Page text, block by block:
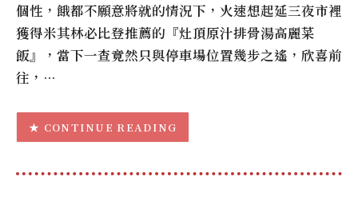
個性，餓都不願意將就的情況下，火速想起延三夜市裡
獲得米其林必比登推薦的『灶頂原汁排骨湯高麗菜
飯』，當下一查竟然只與停車場位置幾步之遙，欣喜前
往，…
CONTINUE READING